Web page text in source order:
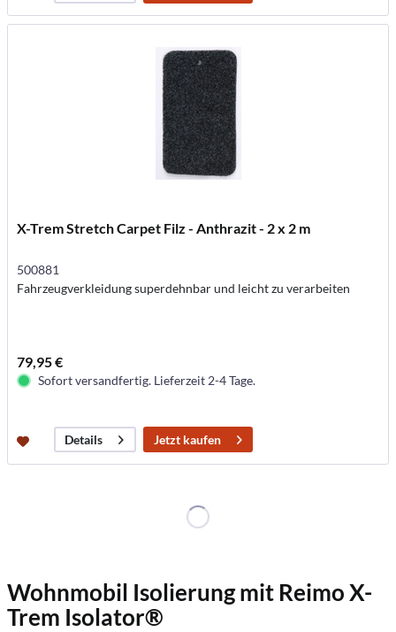
X-Trem Stretch Carpet Filz - Anthrazit - 2 x 2 m
500881
Fahrzeugverkleidung superdehnbar und leicht zu verarbeiten
79,95 €
Sofort versandfertig. Lieferzeit 2-4 Tage.
Details Jetzt kaufen
Wohnmobil Isolierung mit Reimo X-
Trem Isolator®